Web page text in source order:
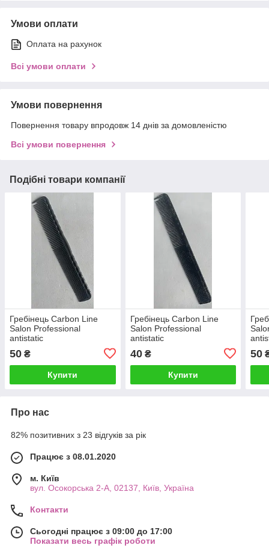
Умови оплати
Оплата на рахунок
Всі умови оплати
Умови повернення
Повернення товару впродовж 14 днів за домовленістю
Всі умови повернення
Подібні товари компанії
Гребінець Carbon Line
Salon Professional
antistatic
50 ₴
Купити
Гребінець Carbon Line
Salon Professional
antistatic
40₴
Купити
50
Про нас
82% позитивних з 23 відгуків за рік
Працює з 08.01.2020
м. Київ
вул. Осокорська 2-А, 02137, Київ, Україна
Контакти
Сьогодні працює з 09:00 до 17:00
Показати весь графік роботи